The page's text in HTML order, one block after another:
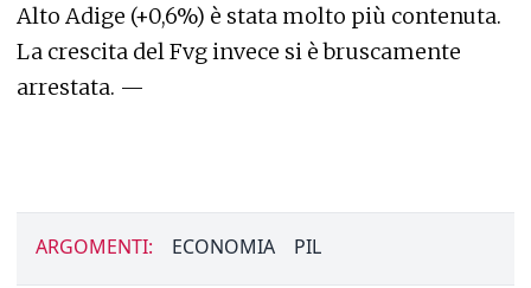
Alto Adige (+0,6%) è stata molto più contenuta.
La crescita del Fvg invece si è bruscamente
arrestata. —
ARGOMENTI: ECONOMIA PIL